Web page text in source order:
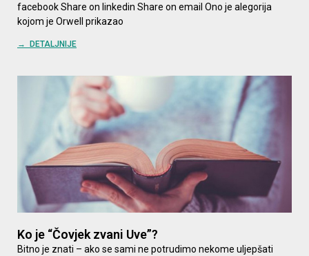
facebook Share on linkedin Share on email Ono je alegorija
kojom je Orwell prikazao
→ DETALJNIJE
Ko je “Čovjek zvani Uve”?
Bitno je znati – ako se sami ne potrudimo nekome uljepšati